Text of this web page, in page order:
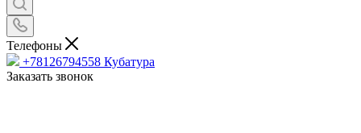
Телефоны
+78126794558 Кубатура
Заказать звонок